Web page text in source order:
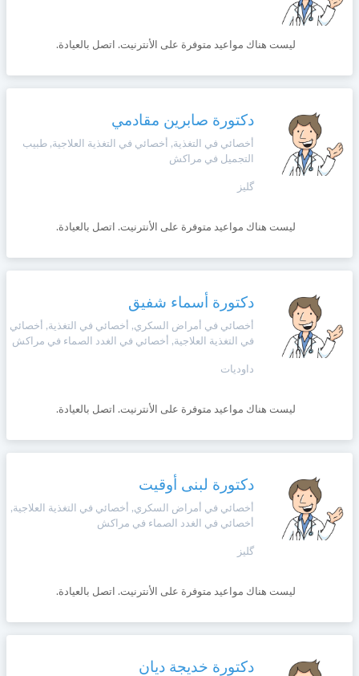
ليست هناك مواعيد متوفرة على الأنترنيت. اتصل بالعيادة.
دكتورة صابرين مقادمي
أخصائي في التغذية, أخصائي في التغذية العلاجية, طبيب
التجميل في مراكش
گليز
ليست هناك مواعيد متوفرة على الأنترنيت. اتصل بالعيادة.
دكتورة أسماء شفيق
أخصائي في أمراض السكري, أخصائي في التغذية, أخصائي
في التغذية العلاجية, أخصائي في الغدد الصماء في مراكش
داوديات
ليست هناك مواعيد متوفرة على الأنترنيت. اتصل بالعيادة.
دكتورة لبنى أوقيت
أخصائي في أمراض السكري, أخصائي في التغذية العلاجية,
أخصائي في الغدد الصماء في مراكش
گليز
ليست هناك مواعيد متوفرة على الأنترنيت. اتصل بالعيادة.
دكتورة خديجة ديان